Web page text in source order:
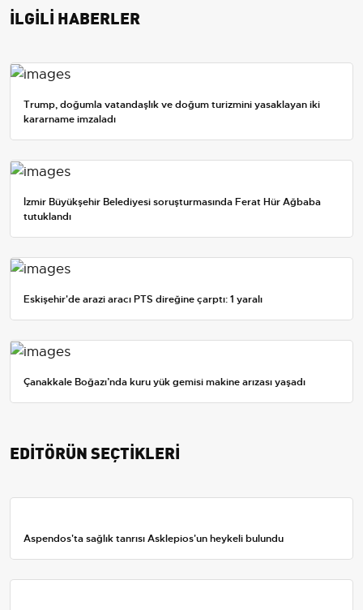
İLGİLİ HABERLER
Trump, doğumla vatandaşlık ve doğum turizmini yasaklayan iki
kararname imzaladı
İzmir Büyükşehir Belediyesi soruşturmasında Ferat Hür Ağbaba
tutuklandı
Eskişehir'de arazi aracı PTS direğine çarptı: 1 yaralı
Çanakkale Boğazı’nda kuru yük gemisi makine arızası yaşadı
EDİTÖRÜN SEÇTİKLERİ
Aspendos'ta sağlık tanrısı Asklepios'un heykeli bulundu